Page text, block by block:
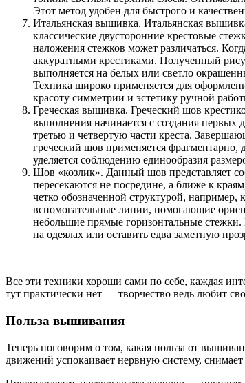
Этот метод удобен для быстрого и
Итальянская вышивка. Итальянская
классические двусторонние крестовые
наложения стежков может различаться.
аккуратными крестиками. Полученный
выполняется на белых или светло
Техника широко применяется для
красоту симметрии и эстетику ручной
Греческая вышивка. Греческий шов
выполнения начинается с создания
третью и четвертую части креста.
греческий шов применяется
уделяется соблюдению единообразия
Шов «козлик». Данный шов представляет
пересекаются не посредине, а ближе к
четко обозначенной структурой,
вспомогательные линии, помогающие
небольшие прямые горизонтальные
на одеялах или оставить едва заметную
Все эти техники хороши сами по себе, каждая
тут практически нет — творчество ведь любит
Польза вышивания
Теперь поговорим о том, какая польза от
движений успокаивает нервную систему,